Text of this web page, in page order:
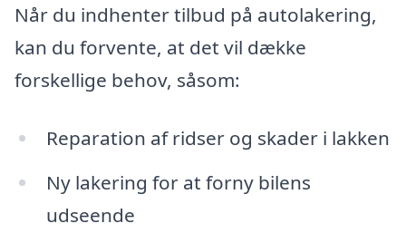
Når du indhenter tilbud på autolakering,
kan du forvente, at det vil dække
forskellige behov, såsom:
Reparation af ridser og skader i lakken
Ny lakering for at forny bilens
udseende